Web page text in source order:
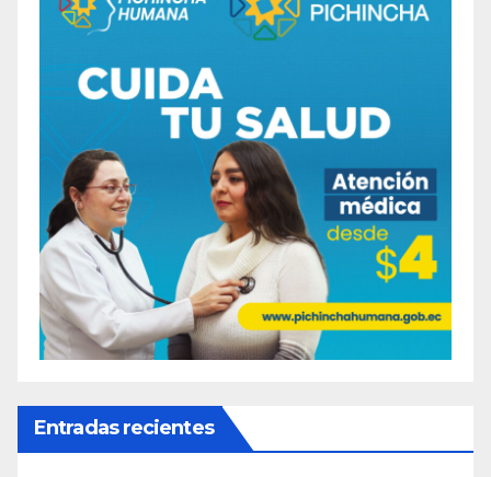
Entradas recientes